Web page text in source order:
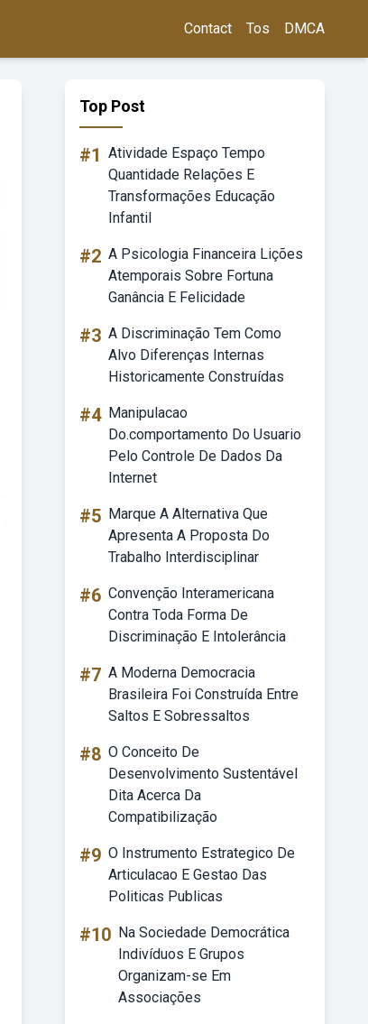
Contact Tos DMCA
Top Post
#1 Atividade Espaço Tempo
Quantidade Relações E
Transformações Educação
Infantil
#2 A Psicologia Financeira Lições
Atemporais Sobre Fortuna
Ganância E Felicidade
#3 A Discriminação Tem Como
Alvo Diferenças Internas
Historicamente Construídas
#4 Manipulacao
Do.comportamento Do Usuario
Pelo Controle De Dados Da
Internet
#5 Marque A Alternativa Que
Apresenta A Proposta Do
Trabalho Interdisciplinar
#6 Convenção Interamericana
Contra Toda Forma De
Discriminação E Intolerância
#7 A Moderna Democracia
Brasileira Foi Construída Entre
Saltos E Sobressaltos
#8 O Conceito De
Desenvolvimento Sustentável
Dita Acerca Da
Compatibilização
#9 O Instrumento Estrategico De
Articulacao E Gestao Das
Politicas Publicas
#10 Na Sociedade Democrática
Indivíduos E Grupos
Organizam-se Em
Associações